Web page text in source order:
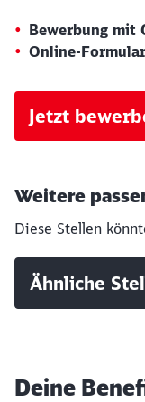
Bewerbung mit
Online-
Jetzt
Weitere
Diese Stellen
Ähnliche
Deine